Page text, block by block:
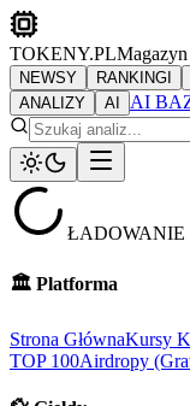
TOKENY.PLMagazyn
NEWSY RANKINGI
ANALIZY
AI AI
🏛️ Platforma
Strona GłównaKursy
TOP 100Airdropy